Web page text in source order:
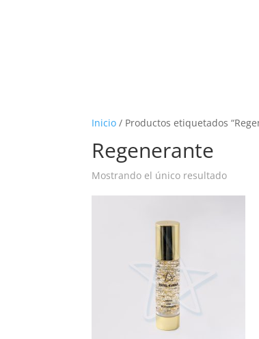
Inicio / Productos etiquetados
Regenerante
Mostrando el único resultado